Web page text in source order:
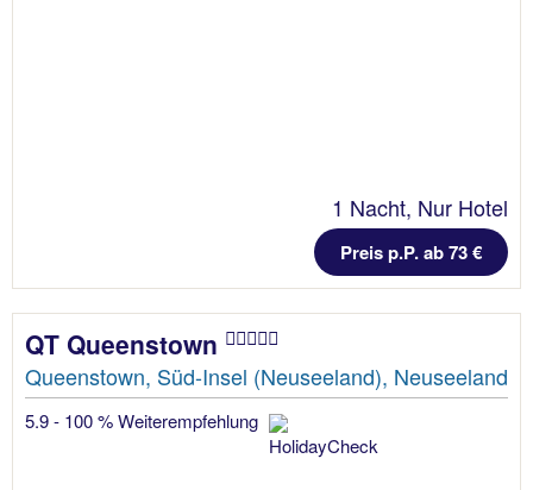
1 Nacht, Nur Hotel
Preis p.P. ab 73 €
QT Queenstown
Queenstown, Süd-Insel (Neuseeland), Neuseeland
5.9 - 100 % Weiterempfehlung